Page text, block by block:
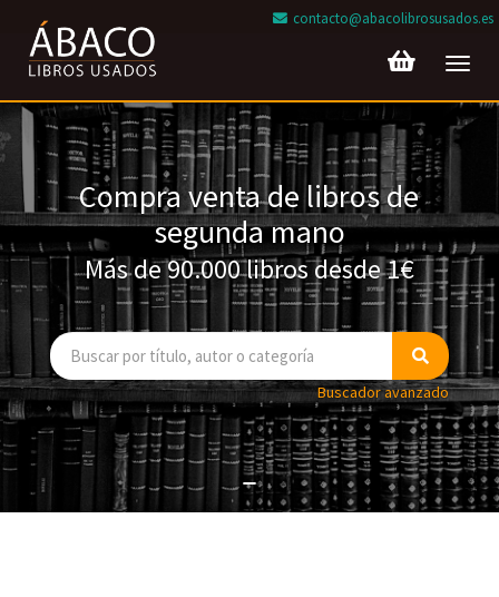
contacto@abacolibrosusados.es
Compra venta de libros de
segunda mano
Más de 90.000 libros desde 1€
Buscador avanzado